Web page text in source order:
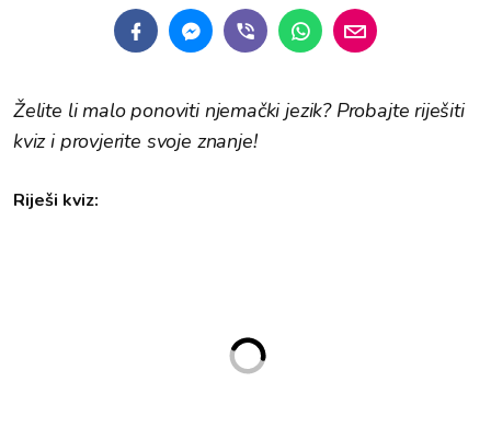
Želite li malo ponoviti njemački jezik? Probajte riješiti
kviz i provjerite svoje znanje!
Riješi kviz: